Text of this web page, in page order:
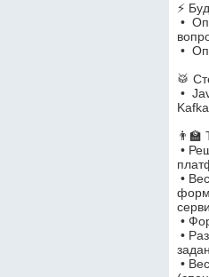
⚡️
•  Опыт ведения переговоров с внешними компаниями по
•
🥁
•  Java, Spring, TS, React, Postgree, Kubernates, Docker,
👨‍🏫
• Решать сложные и интересные задачи по развитию
• Вести переговоры с внешними компаниями по
•
• Разрабатывать проектные документы (технические
• Вести внутреннюю проектную документацию